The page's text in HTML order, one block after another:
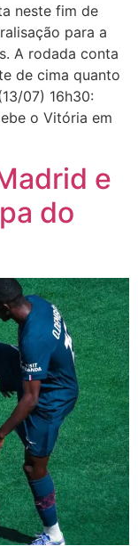
neste fim de
para a
A rodada conta
de cima quanto
07) 16h30:
o Vitória em
e
do